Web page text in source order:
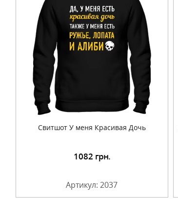
Свитшот У меня Красивая Дочь
1082 грн.
Артикул: 2037
Подробнее